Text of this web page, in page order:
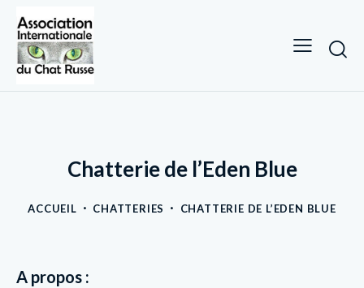
Chatterie de l’Eden Blue
ACCUEIL CHATTERIES CHATTERIE DE L’EDEN BLUE
A propos :